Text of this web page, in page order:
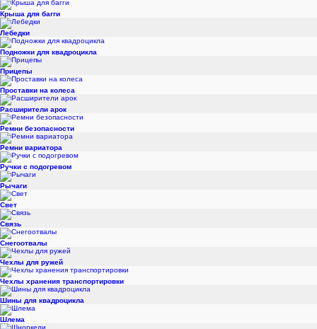
Крыша для багги
Лебедки
Подножки для квадроцикла
Прицепы
Проставки на колеса
Расширители арок
Ремни безопасности
Ремни вариатора
Ручки с подогревом
Рычаги
Свет
Связь
Снегоотвалы
Чехлы для ружей
Чехлы хранения транспортировки
Шины для квадроцикла
Шлема